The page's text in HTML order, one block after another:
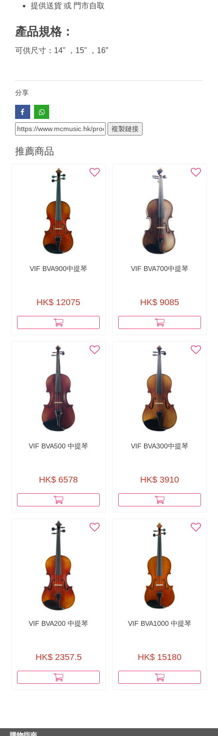
提供送貨 或 門市自取
產品規格：
可供尺寸：14" ，15" ，16”
分享
複製鏈接
推薦商品
VIF BVA900中提琴
HK$ 12075
VIF BVA700中提琴
HK$ 9085
VIF BVA500 中提琴
HK$ 6578
VIF BVA300中提琴
HK$ 3910
VIF BVA200 中提琴
HK$ 2357.5
VIF BVA1000 中提琴
HK$ 15180